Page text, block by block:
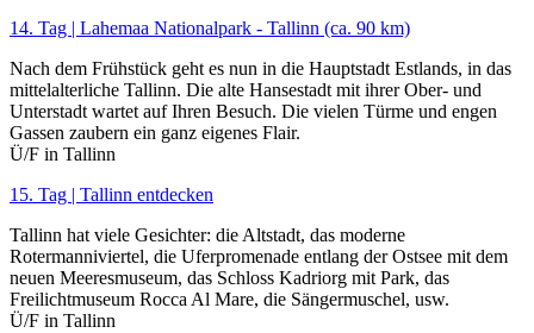
14. Tag | Lahemaa Nationalpark - Tallinn (ca. 90 km)
Nach dem Frühstück geht es nun in die Hauptstadt Estlands, in das
mittelalterliche Tallinn. Die alte Hansestadt mit ihrer Ober- und
Unterstadt wartet auf Ihren Besuch. Die vielen Türme und engen
Gassen zaubern ein ganz eigenes Flair.
Ü/F in Tallinn
15. Tag | Tallinn entdecken
Tallinn hat viele Gesichter: die Altstadt, das moderne
Rotermanniviertel, die Uferpromenade entlang der Ostsee mit dem
neuen Meeresmuseum, das Schloss Kadriorg mit Park, das
Freilichtmuseum Rocca Al Mare, die Sängermuschel, usw.
Ü/F in Tallinn